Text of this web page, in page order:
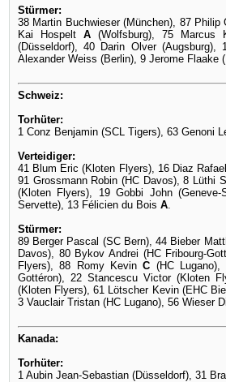
Stürmer:
38 Martin Buchwieser (München), 87
Kai Hospelt A(Wolfsburg), 75 Marcus
(Düsseldorf), 40 Darin Olver (Augsburg),
Alexander Weiss (Berlin), 9 Jerome Flaake
Schweiz:
Torhüter:
1 Conz Benjamin (SCL Tigers), 63 Genoni
Verteidiger:
41 Blum Eric (Kloten Flyers), 16 Diaz
91 Grossmann Robin (HC Davos), 8 Lüthi
(Kloten Flyers), 19 Gobbi John
Servette), 13 Félicien du Bois A.
Stürmer:
89 Berger Pascal (SC Bern), 44 Bieber
Davos), 80 Bykov Andrei (HC Fribourg-
Flyers), 88 Romy KevinC (HC
Gottéron), 22 Stancescu Victor (Kloten
(Kloten Flyers), 61 Lötscher Kevin (EHC
3 Vauclair Tristan (HC Lugano), 56 Wieser
Kanada:
Torhüter:
1 Aubin Jean-Sebastian (Düsseldorf), 31